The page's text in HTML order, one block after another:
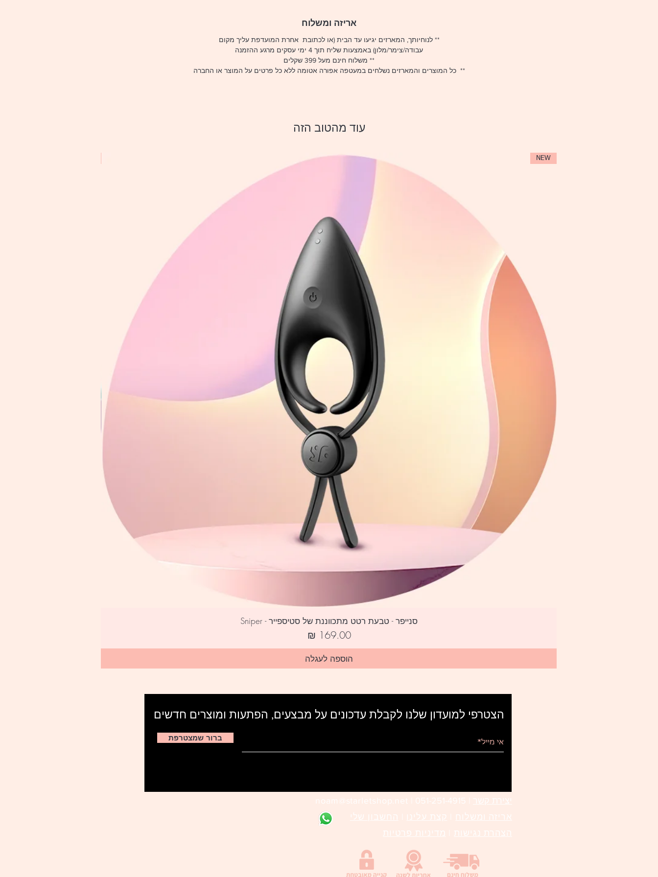
אריזה ומשלוח
** לנוחיותך, המארזים יגיעו עד הבית (או לכתובת אחרת המועדפת עליך מקום
עבודה/צימר/מלון) באמצעות שליח תוך 4 ימי עסקים מרגע ההזמנה
** משלוח חינם מעל 399 שקלים
** כל המוצרים והמארזים נשלחים במעטפה אפורה אטומה ללא כל פרטים על המוצר או החברה
עוד מהטוב הזה
NEW
סנייפר - טבעת רטט מתכווננת של סטיספייר - Sniper
מחיר‏169.00 ‏₪
הוספה לעגלה
הצטרפי למועדון שלנו לקבלת עדכונים על מבצעים, הפתעות ומוצרים חדשים
ברור שמצטרפת
יצירת קשר 051-251-4915 |
noam@starletshop.net
אריזה ומשלוח
קצת עלינו
החשבון שלי
הצהרת נגישות
מדיניות פרטיות